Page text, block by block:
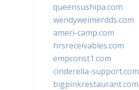
queensushipa.com
wendyweimerdds.com
ameri-camp.com
hrsreceivables.com
empconst1.com
cinderella-support.com
bigpinkrestaurant.com